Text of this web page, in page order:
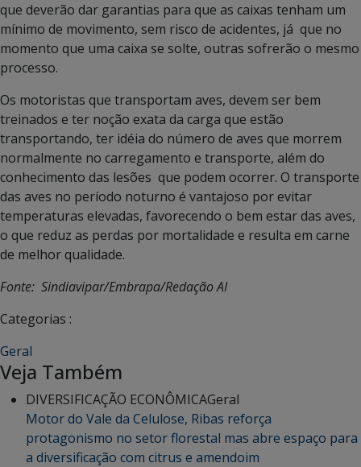
que deverão dar garantias para que as caixas tenham um
mínimo de movimento, sem risco de acidentes, já que no
momento que uma caixa se solte, outras sofrerão o mesmo
processo.
Os motoristas que transportam aves, devem ser bem
treinados e ter noção exata da carga que estão
transportando, ter idéia do número de aves que morrem
normalmente no carregamento e transporte, além do
conhecimento das lesões que podem ocorrer. O transporte
das aves no período noturno é vantajoso por evitar
temperaturas elevadas, favorecendo o bem estar das aves,
o que reduz as perdas por mortalidade e resulta em carne
de melhor qualidade.
Fonte: Sindiavipar/Embrapa/Redação AI
Categorias :
Geral
Veja Também
DIVERSIFICAÇÃO ECONÔMICAGeral
Motor do Vale da Celulose, Ribas reforça
protagonismo no setor florestal mas abre espaço para
a diversificação com citrus e amendoim